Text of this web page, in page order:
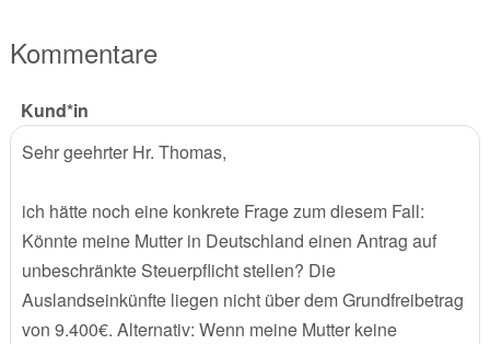
Kommentare
Kund*in
Sehr geehrter Hr. Thomas,
ich hätte noch eine konkrete Frage zum diesem Fall:
Könnte meine Mutter in Deutschland einen Antrag auf
unbeschränkte Steuerpflicht stellen? Die
Auslandseinkünfte liegen nicht über dem Grundfreibetrag
von 9.400€. Alternativ: Wenn meine Mutter keine